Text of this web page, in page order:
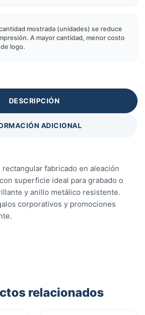
mostrada (unidades) se reduce
A mayor cantidad, menor costo
logo.
DESCRIPCIÓN
ADICIONAL
fabricado en aleación
superficie ideal para grabado o
y anillo metálico resistente.
corporativos y promociones
relacionados